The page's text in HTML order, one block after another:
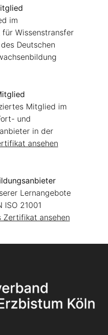
im
für Wissenstransfer
Deutschen
Mitglied im
und
in der
ansehen
Lernangebote
ISO 21001
Zertifikat ansehen